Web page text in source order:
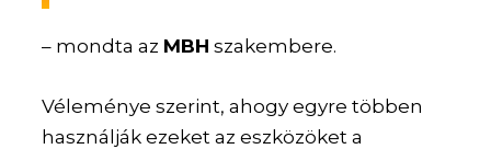
– mondta az MBH szakembere.
Véleménye szerint, ahogy egyre többen
használják ezeket az eszközöket a